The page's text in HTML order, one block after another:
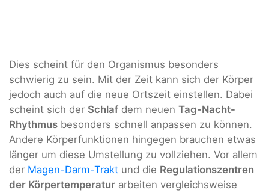
Dies scheint für den Organismus besonders
schwierig zu sein. Mit der Zeit kann sich der Körper
jedoch auch auf die neue Ortszeit einstellen. Dabei
scheint sich der Schlaf dem neuen Tag-Nacht-
Rhythmus besonders schnell anpassen zu können.
Andere Körperfunktionen hingegen brauchen etwas
länger um diese Umstellung zu vollziehen. Vor allem
der Magen-Darm-Trakt und die Regulationszentren
der Körpertemperatur arbeiten vergleichsweise